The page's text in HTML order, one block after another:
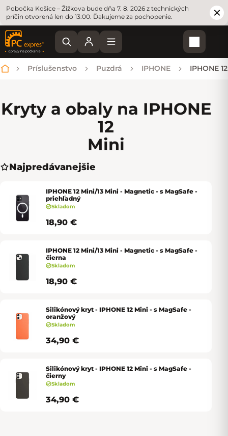
Pobočka Košice – Žižkova bude dňa 7. 8. 2026 z technických
príčin otvorená len do 13:00. Ďakujeme za pochopenie.
Domov
Príslušenstvo Puzdrá IPHONE IPHONE
Kryty a obaly na IPHONE
12
Mini
Najpredávanejšie
IPHONE 12 Mini/13 Mini - Magnetic - s MagSafe -
priehľadný
Skladom
18,90 €
IPHONE 12 Mini/13 Mini - Magnetic - s MagSafe -
čierna
Skladom
18,90 €
Silikónový kryt - IPHONE 12 Mini - s MagSafe -
oranžový
Skladom
34,90 €
Silikónový kryt - IPHONE 12 Mini - s MagSafe -
čierny
Skladom
34,90 €